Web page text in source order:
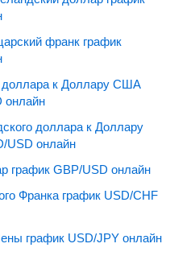
франк график
доллара к Доллару США
онлайн
доллара к Доллару
USD онлайн
график GBP/USD онлайн
Франка график USD/CHF
график USD/JPY онлайн